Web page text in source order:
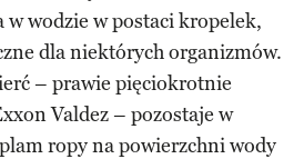
w wodzie w postaci kropelek,
dla niektórych organizmów.
– prawie pięciokrotnie
Valdez – pozostaje w
ropy na powierzchni wody